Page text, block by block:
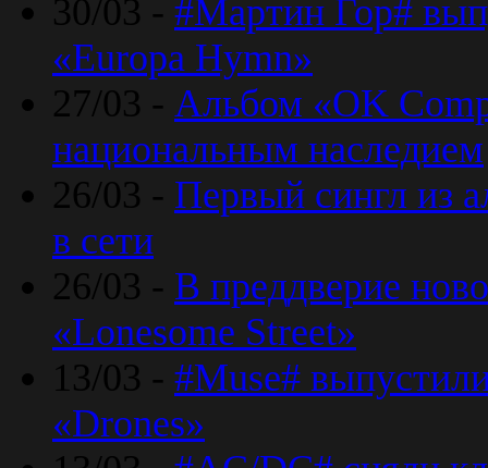
30/03 - #Мартин Гор#
«Europa Hymn»
27/03 - Альбом «OK
национальным наследием
26/03 - Первый сингл из
в сети
26/03 - В преддверие
«Lonesome Street»
13/03 - #Muse#
«Drones»